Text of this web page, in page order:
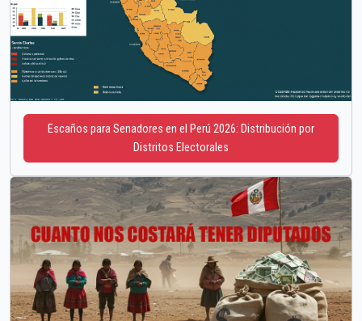
Escaños para Senadores en el Perú 2026: Distribución por
Distritos Electorales